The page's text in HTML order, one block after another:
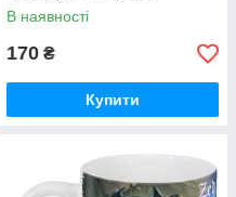
В наявності
170 ₴
Купити